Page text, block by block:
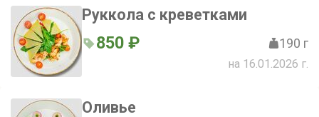
Руккола с креветками
850 ₽ 190 г
на 16.01.2026 г.
Оливье